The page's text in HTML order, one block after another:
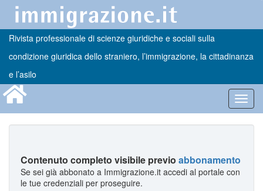
Rivista professionale di scienze giuridiche e sociali sulla
condizione giuridica dello straniero, l’immigrazione, la cittadinanza
e l’asilo
Contenuto completo visibile previo abbonamento
Se sei già abbonato a Immigrazione.it accedi al portale con
le tue credenziali per proseguire.